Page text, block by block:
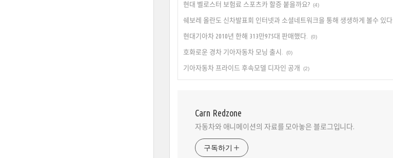
현대 벨로스터 보험료 스포츠카 할증 붙을까요? (4)
쉐보레 올란도 신차발표회 인터넷과 소셜네트워크을 통해 생생하게 볼수 있다.
현대기아차 2010년 한해 313만975대 판매했다. (0)
호화로운 경차 기아자동차 모닝 출시. (0)
기아자동차 프라이드 후속모델 디자인 공개 (2)
Carn Redzone
자동차와 애니메이션의 자료를 모아놓은 블로그입니다.
구독하기